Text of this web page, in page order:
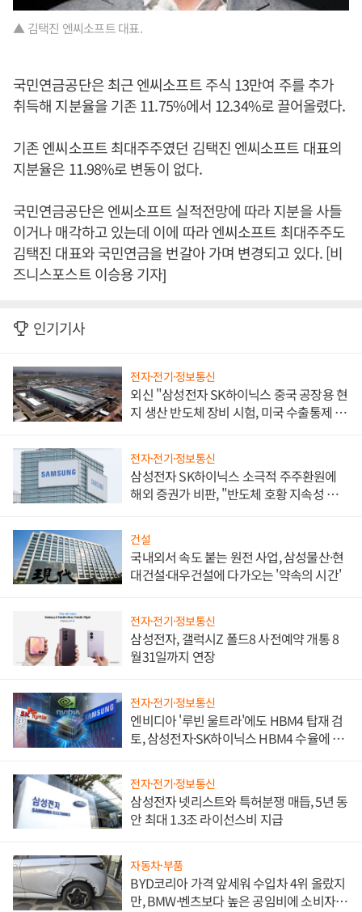
▲ 김택진 엔씨소프트 대표.
국민연금공단은 최근 엔씨소프트 주식 13만여 주를 추가
취득해 지분율을 기존 11.75%에서 12.34%로 끌어올렸다.
기존 엔씨소프트 최대주주였던 김택진 엔씨소프트 대표의
지분율은 11.98%로 변동이 없다.
국민연금공단은 엔씨소프트 실적전망에 따라 지분을 사들
이거나 매각하고 있는데 이에 따라 엔씨소프트 최대주주도
김택진 대표와 국민연금을 번갈아 가며 변경되고 있다. [비
즈니스포스트 이승용 기자]
인기기사
전자·전기·정보통신
외신 "삼성전자 SK하이닉스 중국 공장용 현
지 생산 반도체 장비 시험, 미국 수출통제 대
전자·전기·정보통신
삼성전자 SK하이닉스 소극적 주주환원에
해외 증권가 비판, "반도체 호황 지속성 의
건설
국내외서 속도 붙는 원전 사업, 삼성물산·현
대건설·대우건설에 다가오는 '약속의 시간'
전자·전기·정보통신
삼성전자, 갤럭시Z 폴드8 사전예약 개통 8
월31일까지 연장
전자·전기·정보통신
엔비디아 '루빈 울트라'에도 HBM4 탑재 검
토, 삼성전자·SK하이닉스 HBM4 수율에 주
전자·전기·정보통신
삼성전자 넷리스트와 특허분쟁 매듭, 5년 동
안 최대 1.3조 라이선스비 지급
자동차·부품
BYD코리아 가격 앞세워 수입차 4위 올랐지
만, BMW·벤츠보다 높은 공임비에 소비자